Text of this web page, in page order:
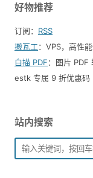
好物推荐
订阅： RSS
搬瓦工：VPS，高性能
白描 PDF：图片 PDF
estk 专属 9 折优惠码
站内搜索